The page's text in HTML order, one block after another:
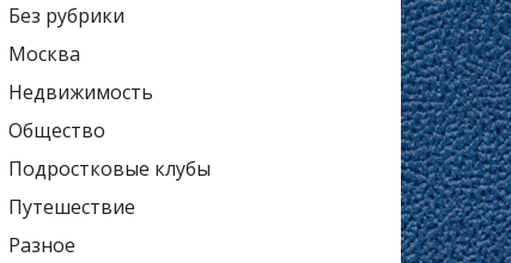
Без рубрики
Москва
Недвижимость
Общество
Подростковые клубы
Путешествие
Разное